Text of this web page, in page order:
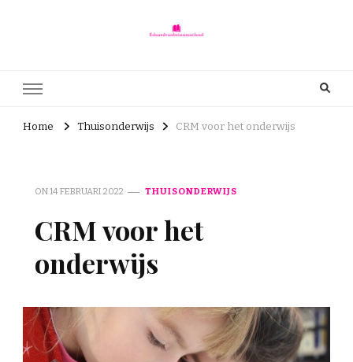
Home Thuisonderwijs CRM voor het onderwijs
ON14 FEBRUARI 2022 THUISONDERWIJS
CRM voor het
onderwijs